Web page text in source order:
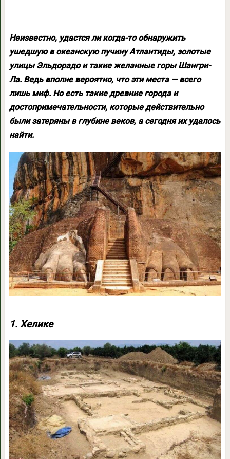
Неизвестно, удастся ли когда-то обнаружить
ушедшую в океанскую пучину Атлантиды, золотые
улицы Эльдорадо и такие желанные горы Шангри-
Ла. Ведь вполне вероятно, что эти места — всего
лишь миф. Но есть такие древние города и
достопримечательности, которые действительно
были затеряны в глубине веков, а сегодня их удалось
найти.
1. Хелике